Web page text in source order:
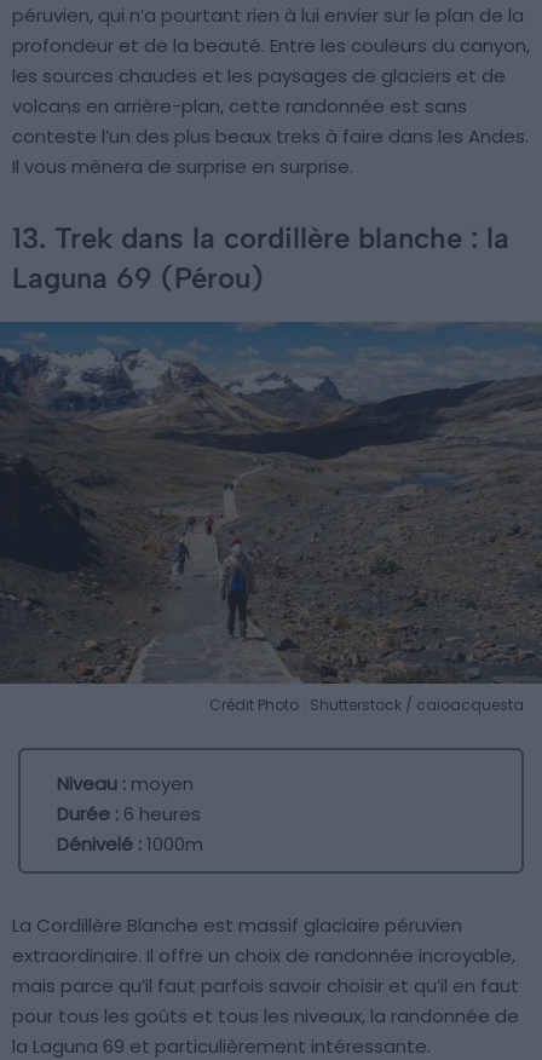
péruvien, qui n’a pourtant rien à lui envier sur le plan de la
profondeur et de la beauté. Entre les couleurs du canyon,
les sources chaudes et les paysages de glaciers et de
volcans en arrière-plan, cette randonnée est sans
conteste l’un des plus beaux treks à faire dans les Andes.
Il vous mènera de surprise en surprise.
13. Trek dans la cordillère blanche : la
Laguna 69 (Pérou)
Crédit Photo : Shutterstock / caioacquesta
Niveau : moyen
Durée : 6 heures
Dénivelé :1000m
La Cordillère Blanche est massif glaciaire péruvien
extraordinaire. Il offre un choix de randonnée incroyable,
mais parce qu’il faut parfois savoir choisir et qu’il en faut
pour tous les goûts et tous les niveaux, la randonnée de
la Laguna 69 et particulièrement intéressante.